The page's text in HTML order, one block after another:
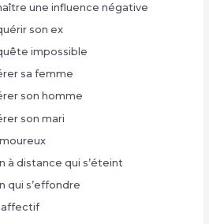
une influence négative
son ex
impossible
sa femme
son homme
son mari
à distance qui s’éteint
qui s’effondre
affectif